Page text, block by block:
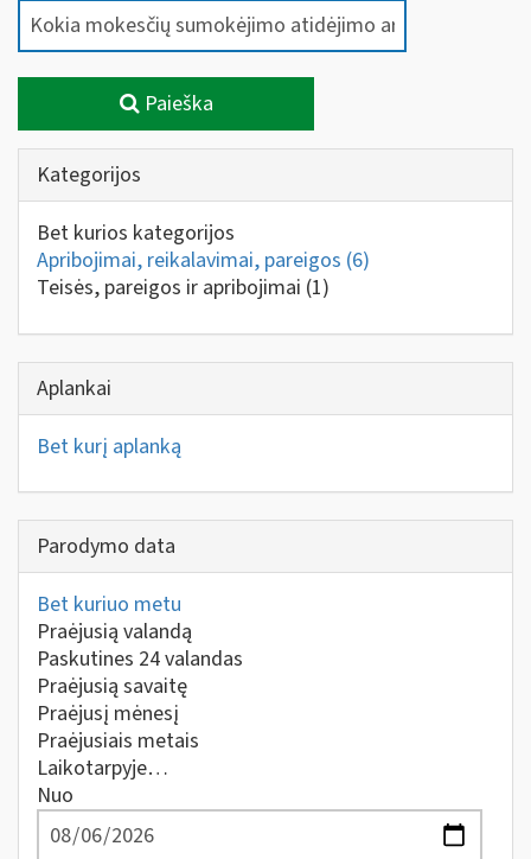
Paieška
Kategorijos
Bet kurios kategorijos
Apribojimai, reikalavimai, pareigos (6)
Teisės, pareigos ir apribojimai (1)
Aplankai
Bet kurį aplanką
Parodymo data
Bet kuriuo metu
Praėjusią valandą
Paskutines 24 valandas
Praėjusią savaitę
Praėjusį mėnesį
Praėjusiais metais
Laikotarpyje…
Nuo